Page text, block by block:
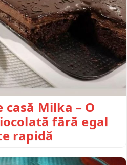
Milka – O
fără egal
rapidă